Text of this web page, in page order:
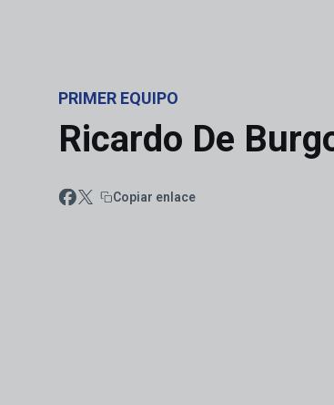
PRIMER EQUIPO
Ricardo De
Copiar enlace